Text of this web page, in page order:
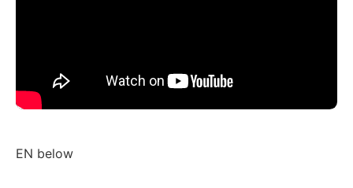
EN below